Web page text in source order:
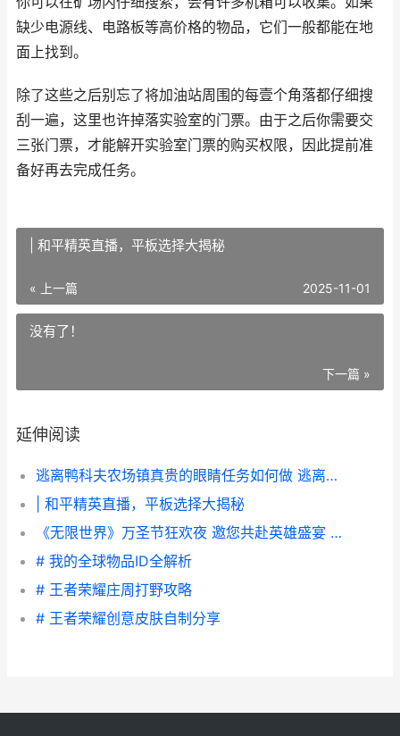
缺少电源线、电路板等高价格的物品，它们一般都能在地
面上找到。
除了这些之后别忘了将加油站周围的每壹个角落都仔细搜
刮一遍，这里也许掉落实验室的门票。由于之后你需要交
三张门票，才能解开实验室门票的购买权限，因此提前准
备好再去完成任务。
| 和平精英直播，平板选择大揭秘
« 上一篇 2025-11-01
没有了！
下一篇 »
延伸阅读
逃离鸭科夫农场镇真贵的眼睛任务如何做 逃离鸭科夫农场镇雇佣兵
| 和平精英直播，平板选择大揭秘
《无限世界》万圣节狂欢夜 邀您共赴英雄盛宴 无限世界开始写了吗
# 我的全球物品ID全解析
# 王者荣耀庄周打野攻略
# 王者荣耀创意皮肤自制分享